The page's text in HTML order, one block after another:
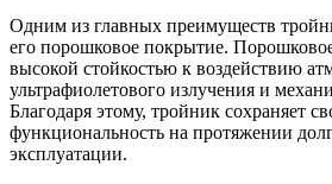
Одним из главных преимуществ
его порошковое покрытие.
высокой стойкостью к воздействию
ультрафиолетового излучения и
Благодаря этому, тройник сохраняет
функциональность на протяжении
эксплуатации.